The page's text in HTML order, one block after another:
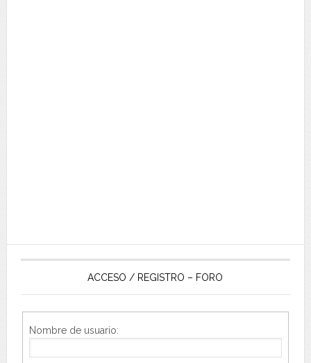
ACCESO / REGISTRO – FORO
Nombre de usuario: